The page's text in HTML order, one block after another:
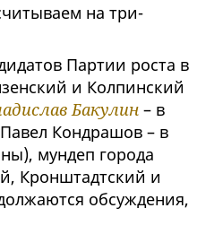
на три-
Партии роста в
и Колпинский
Бакулин– в
Кондрашов – в
мундеп города
Кронштадтский и
обсуждения,